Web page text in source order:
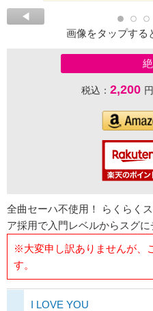
画像をタップする
税込： 2,200
全曲セーハ不使用！ らくらく
ア採用で入門レベルからスグに
※大変申し訳ありませんが、
す。
I LOVE YOU